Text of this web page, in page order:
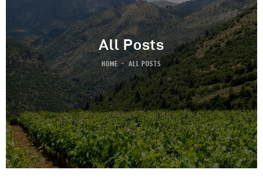
All Posts
HOME ALL POSTS